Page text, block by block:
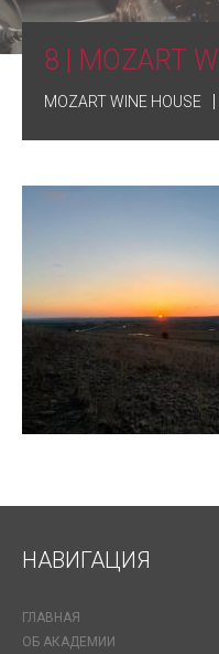
8 | MOZART
MOZART WINE HOUSE
НАВИГАЦИЯ
ГЛАВНАЯ
ОБ АКАДЕМИИ